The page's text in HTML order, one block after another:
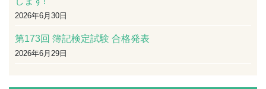
2026年6月30日
第173回 簿記検定試験 合格発表
2026年6月29日